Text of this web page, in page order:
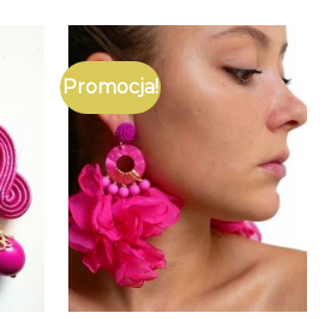
Promocja!